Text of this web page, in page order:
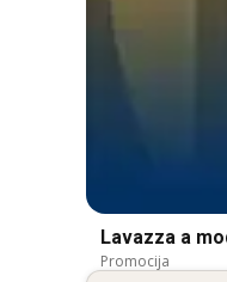
Lavazza a
Promocija